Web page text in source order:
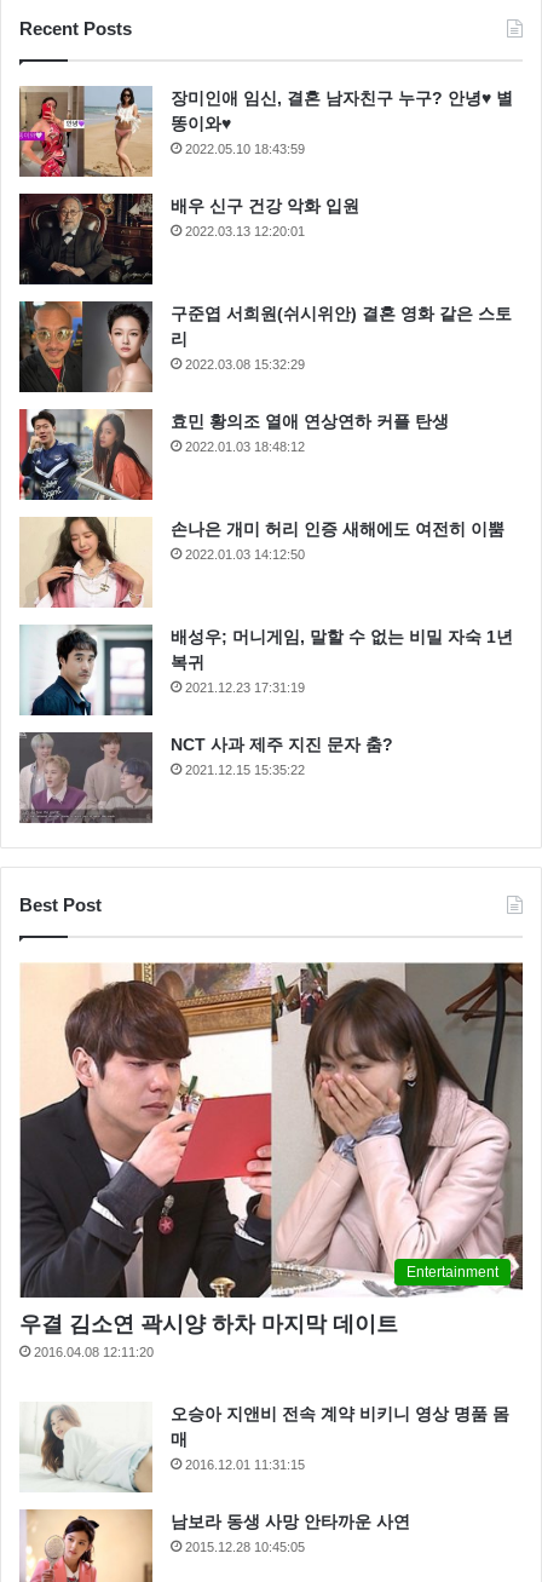
이번 삼시세끼 어촌편3 에서는 에릭의 요리실력을 유감
없이 발휘 할 예정인 것 같더라구요 제작발표회에서 이
서진이 “그동안 요리실력이 달려서 홀래들 받았는데 이
제 차승원에 버금가는 요리사를 구했기 때문에 요리실
Recent Posts
장미인애 임신, 결혼 남자친구 누구? 안녕♥ 별
똥이와♥
2022.05.10 18:43:59
배우 신구 건강 악화 입원
2022.03.13 12:20:01
구준엽 서희원(쉬시위안) 결혼 영화 같은 스토
리
2022.03.08 15:32:29
효민 황의조 열애 연상연하 커플 탄생
2022.01.03 18:48:12
손나은 개미 허리 인증 새해에도 여전히 이뿜
2022.01.03 14:12:50
배성우; 머니게임, 말할 수 없는 비밀 자숙 1년
복귀
2021.12.23 17:31:19
NCT 사과 제주 지진 문자 춤?
2021.12.15 15:35:22
Best Post
Entertainment
우결 김소연 곽시양 하차 마지막 데이트
2016.04.08 12:11:20
오승아 지앤비 전속 계약 비키니 영상 명품 몸
매
2016.12.01 11:31:15
남보라 동생 사망 안타까운 사연
2015.12.28 10:45:05